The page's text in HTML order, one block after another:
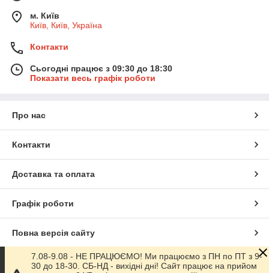
м. Київ
Київ, Київ, Україна
Контакти
Сьогодні працює з 09:30 до 18:30
Показати весь графік роботи
Про нас
Контакти
Доставка та оплата
Графік роботи
Повна версія сайту
Сайт створено на маркетплейсіProm.ua
7.08-9.08 - НЕ ПРАЦЮЄМО! Ми працюємо з ПН по ПТ з 9-
30 до 18-30. СБ-НД - вихідні дні! Сайт працює на прийом